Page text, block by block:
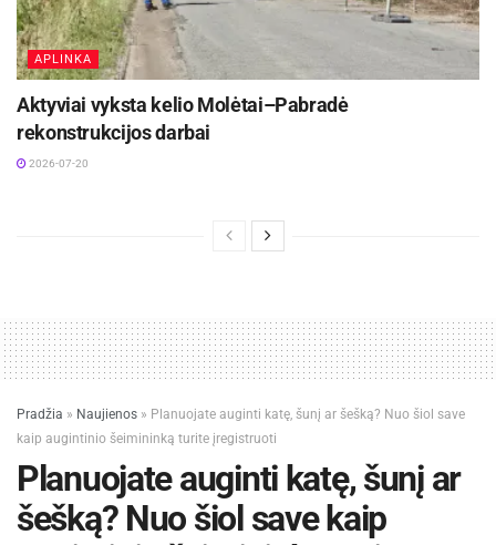
APLINKA
Aktyviai vyksta kelio Molėtai–Pabradė
rekonstrukcijos darbai
2026-07-20
Pradžia » Naujienos » Planuojate auginti katę, šunį ar šešką? Nuo šiol save
kaip augintinio šeimininką turite įregistruoti
Planuojate auginti katę, šunį ar
šešką? Nuo šiol save kaip